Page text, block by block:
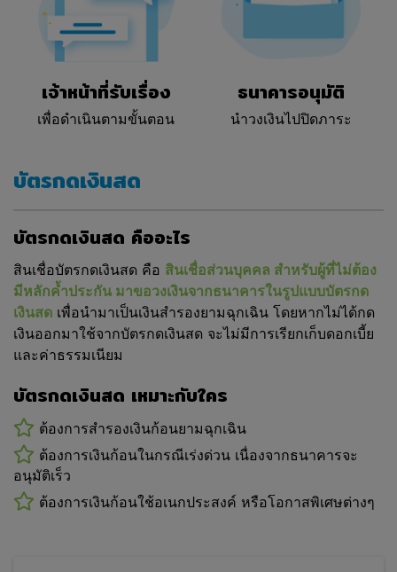
บริษัทเป็นเว็บไซต์เปรียบเทียบราคาผลิตภัณฑ์สินเชื่อที่
หลากหลายในประเทศไทยที่เสนอขายต่อลูกค้าใน
ประเทศไทย บริษัททำงานร่วมกับสถาบันการเงิน ธนาคาร
และ/หรือบริษัทที่ให้บริการอื่นๆ (รวมกันเรียกว่า "ผู้ให้
บริการรายใด" หรือ "ผู้ให้บริการ") ในประเทศไทย ซึ่ง
จัดหาข้อมูลจำเพาะของผลิตภัณฑ์ ราคา และข้อมูลอื่นใด
เปรียบเทียบราคาของผู้ให้บริการทุกรายที่ดำเนินกิจการใน
ที่จะรวมบริษัทเหล่านั้นไว้ในการเปรียบเทียบราคาของ
บริษัทได้ และท่านจะไม่สามารถฟ้องร้องหรือร้องเรียนใน
ส่วนนี้ได้
หลังจากที่ท่านใส่ข้อมูลส่วนบุคคลบางประการ (ตามที่
นิยามไว้ในนโยบายว่าด้วยการเก็บรักษาข้อมูลส่วนบุคคล
ของบริษัท) และข้อมูลอื่นๆ ที่เกี่ยวข้องแล้ว เว็บไซต์ของ
เชื่อที่ท่านเลือก เว็บไซต์ของบริษัทจะประมวลผลข้อมูลของ
ท่านเพื่อยืนยันความถูกต้อง เมื่อท่านกดดำเนินการต่อ ซึ่ง
ระบบจำเป็นจะต้องเปิดเผยและส่งข้อมูลของท่านต่อไปให้
แก่ผู้ให้บริการที่ท่านเลือก และกลุ่มพันธมิตรทางธุรกิจของ
บริษัท ซึ่งหากท่านเลือกใช้บริการส่งหลายธนาคาร ระบบ
จะส่งข้อมูลของท่าน ไปยังธนาคารที่ระบบประมวลผลแล้ว
คุณสมบัติของท่านตรงไปตามเงื่อนไข เพื่อเป็นตัวเลือกและ
เจ้าหน้าที่รับเรื่อง
เพื่อดำเนินตามขั้นตอน
ธนาคารอนุมัติ
นำวงเงินไปปิดภาระ
บัตรกดเงินสด
บัตรกดเงินสด คืออะไร
สินเชื่อบัตรกดเงินสด คือ สินเชื่อส่วนบุคคล สำหรับผู้ที่ไม่ต้อง
มีหลักค้ำประกัน มาขอวงเงินจากธนาคารในรูปแบบบัตรกด
เงินสด เพื่อนำมาเป็นเงินสำรองยามฉุกเฉิน โดยหากไม่ได้กด
เงินออกมาใช้จากบัตรกดเงินสด จะไม่มีการเรียกเก็บดอกเบี้ย
และค่าธรรมเนียม
บัตรกดเงินสด เหมาะกับใคร
ต้องการสำรองเงินก้อนยามฉุกเฉิน
ต้องการเงินก้อนในกรณีเร่งด่วน เนื่องจากธนาคารจะ
อนุมัติเร็ว
ต้องการเงินก้อนใช้อเนกประสงค์ หรือโอกาสพิเศษต่างๆ